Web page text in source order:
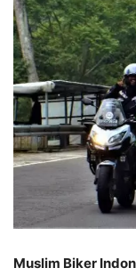
Muslim Biker